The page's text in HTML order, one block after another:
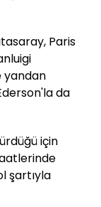
Paris
yandan
da
için
şartıyla